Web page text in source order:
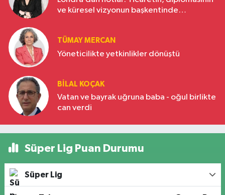
ve küresel vizyonun başkentinde
TÜMAY MERCAN
Yöneticilikte yetkinlikler dönüştü
BILAL KOÇAK
Vatan ve bayrak uğruna baba - oğul birlikte
can verdi
Süper Lig Puan Durumu
Süper Lig